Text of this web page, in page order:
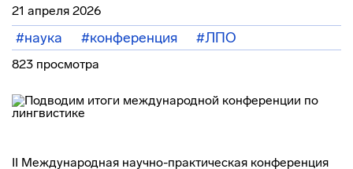
21 апреля 2026
#наука #конференция #ЛПО
823 просмотра
II Международная научно-практическая конференция